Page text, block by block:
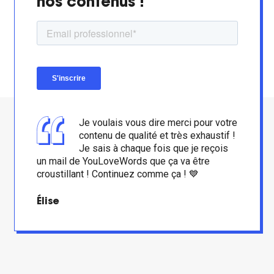
nos contenus !
Je voulais vous dire merci pour votre
contenu de qualité et très exhaustif !
Je sais à chaque fois que je reçois
un mail de YouLoveWords que ça va être
croustillant ! Continuez comme ça ! 💙
Élise